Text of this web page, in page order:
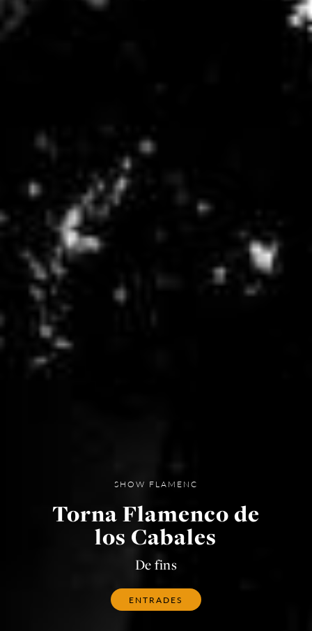
SHOW FLAMENC
Torna Flamenco de
los Cabales
De fins
ENTRADES